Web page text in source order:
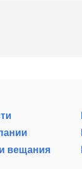
вещания